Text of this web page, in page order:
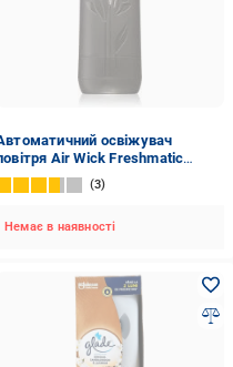
освіжувач
Air Wick Freshmatic
дерево та чуттєва
250 мл
3
Немає в наявності